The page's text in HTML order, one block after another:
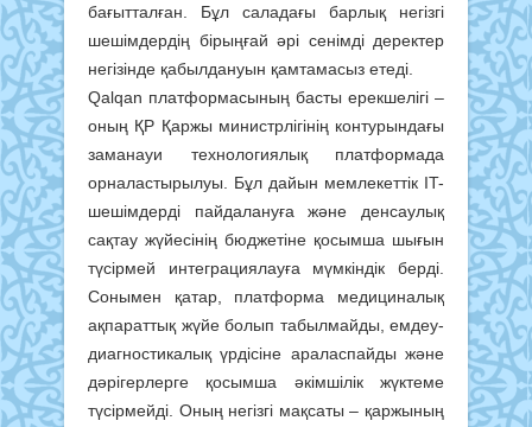
бағытталған. Бұл саладағы барлық негізгі
шешімдердің бірыңғай әрі сенімді деректер
негізінде қабылдануын қамтамасыз етеді.
Qalqan платформасының басты ерекшелігі –
оның ҚР Қаржы министрлігінің контурындағы
заманауи технологиялық платформада
орналастырылуы. Бұл дайын мемлекеттік IT-
шешімдерді пайдалануға және денсаулық
сақтау жүйесінің бюджетіне қосымша шығын
түсірмей интеграциялауға мүмкіндік берді.
Сонымен қатар, платформа медициналық
ақпараттық жүйе болып табылмайды, емдеу-
диагностикалық үрдісіне араласпайды және
дәрігерлерге қосымша әкімшілік жүктеме
түсірмейді. Оның негізгі мақсаты – қаржының